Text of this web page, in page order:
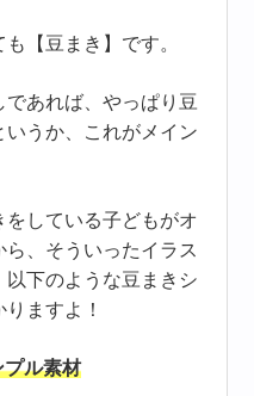
【豆まき】です。
あれば、やっぱり豆
いうか、これがメイン
している子どもがオ
、そういったイラス
以下のような豆まきシ
ますよ！
ル素材